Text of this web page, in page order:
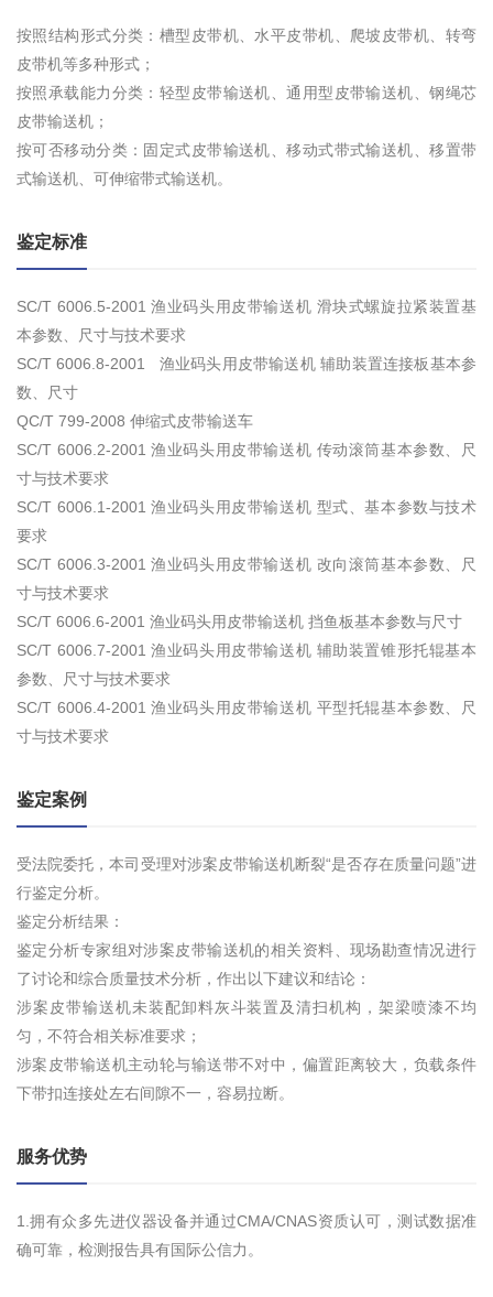
按照结构形式分类：槽型皮带机、水平皮带机、爬坡皮带机、转弯
皮带机等多种形式；
按照承载能力分类：轻型皮带输送机、通用型皮带输送机、钢绳芯
皮带输送机；
按可否移动分类：固定式皮带输送机、移动式带式输送机、移置带
式输送机、可伸缩带式输送机。
鉴定标准
SC/T 6006.5-2001 渔业码头用皮带输送机 滑块式螺旋拉紧装置基
本参数、尺寸与技术要求
SC/T 6006.8-2001 渔业码头用皮带输送机 辅助装置连接板基本参
数、尺寸
QC/T 799-2008 伸缩式皮带输送车
SC/T 6006.2-2001 渔业码头用皮带输送机 传动滚筒基本参数、尺
寸与技术要求
SC/T 6006.1-2001 渔业码头用皮带输送机 型式、基本参数与技术
要求
SC/T 6006.3-2001 渔业码头用皮带输送机 改向滚筒基本参数、尺
寸与技术要求
SC/T 6006.6-2001 渔业码头用皮带输送机 挡鱼板基本参数与尺寸
SC/T 6006.7-2001 渔业码头用皮带输送机 辅助装置锥形托辊基本
参数、尺寸与技术要求
SC/T 6006.4-2001 渔业码头用皮带输送机 平型托辊基本参数、尺
寸与技术要求
鉴定案例
受法院委托，本司受理对涉案皮带输送机断裂“是否存在质量问题”进
行鉴定分析。
鉴定分析结果：
鉴定分析专家组对涉案皮带输送机的相关资料、现场勘查情况进行
了讨论和综合质量技术分析，作出以下建议和结论：
涉案皮带输送机未装配卸料灰斗装置及清扫机构，架梁喷漆不均
匀，不符合相关标准要求；
涉案皮带输送机主动轮与输送带不对中，偏置距离较大，负载条件
下带扣连接处左右间隙不一，容易拉断。
服务优势
1.拥有众多先进仪器设备并通过CMA/CNAS资质认可，测试数据准
确可靠，检测报告具有国际公信力。